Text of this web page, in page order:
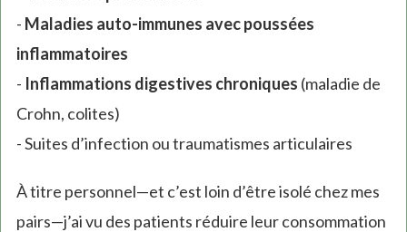
- Maladies auto-immunes avec poussées
inflammatoires
- Inflammations digestives chroniques (maladie de
Crohn, colites)
- Suites d’infection ou traumatismes articulaires
À titre personnel—et c’est loin d’être isolé chez mes
pairs—j’ai vu des patients réduire leur consommation